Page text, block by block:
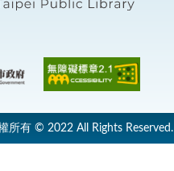
所有 © 2022 All Rights Reserved.